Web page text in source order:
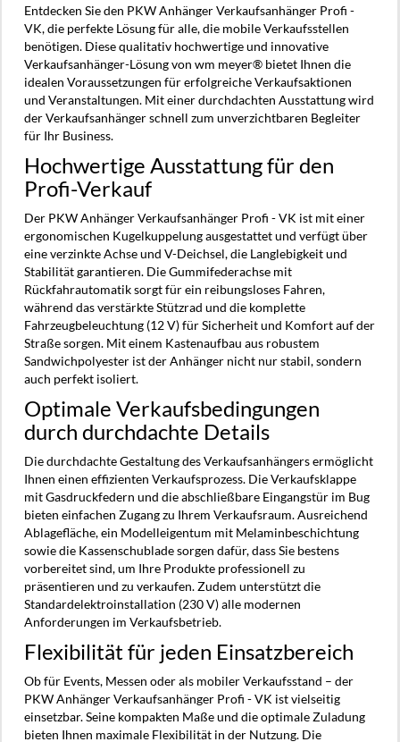
Entdecken Sie den PKW Anhänger Verkaufsanhänger Profi -
VK, die perfekte Lösung für alle, die mobile Verkaufsstellen
benötigen. Diese qualitativ hochwertige und innovative
Verkaufsanhänger-Lösung von wm meyer® bietet Ihnen die
idealen Voraussetzungen für erfolgreiche Verkaufsaktionen
und Veranstaltungen. Mit einer durchdachten Ausstattung wird
der Verkaufsanhänger schnell zum unverzichtbaren Begleiter
für Ihr Business.
Hochwertige Ausstattung für den
Profi-Verkauf
Der PKW Anhänger Verkaufsanhänger Profi - VK ist mit einer
ergonomischen Kugelkuppelung ausgestattet und verfügt über
eine verzinkte Achse und V-Deichsel, die Langlebigkeit und
Stabilität garantieren. Die Gummifederachse mit
Rückfahrautomatik sorgt für ein reibungsloses Fahren,
während das verstärkte Stützrad und die komplette
Fahrzeugbeleuchtung (12 V) für Sicherheit und Komfort auf der
Straße sorgen. Mit einem Kastenaufbau aus robustem
Sandwichpolyester ist der Anhänger nicht nur stabil, sondern
auch perfekt isoliert.
Optimale Verkaufsbedingungen
durch durchdachte Details
Die durchdachte Gestaltung des Verkaufsanhängers ermöglicht
Ihnen einen effizienten Verkaufsprozess. Die Verkaufsklappe
mit Gasdruckfedern und die abschließbare Eingangstür im Bug
bieten einfachen Zugang zu Ihrem Verkaufsraum. Ausreichend
Ablagefläche, ein Modelleigentum mit Melaminbeschichtung
sowie die Kassenschublade sorgen dafür, dass Sie bestens
vorbereitet sind, um Ihre Produkte professionell zu
präsentieren und zu verkaufen. Zudem unterstützt die
Standardelektroinstallation (230 V) alle modernen
Anforderungen im Verkaufsbetrieb.
Flexibilität für jeden Einsatzbereich
Ob für Events, Messen oder als mobiler Verkaufsstand – der
PKW Anhänger Verkaufsanhänger Profi - VK ist vielseitig
einsetzbar. Seine kompakten Maße und die optimale Zuladung
bieten Ihnen maximale Flexibilität in der Nutzung. Die